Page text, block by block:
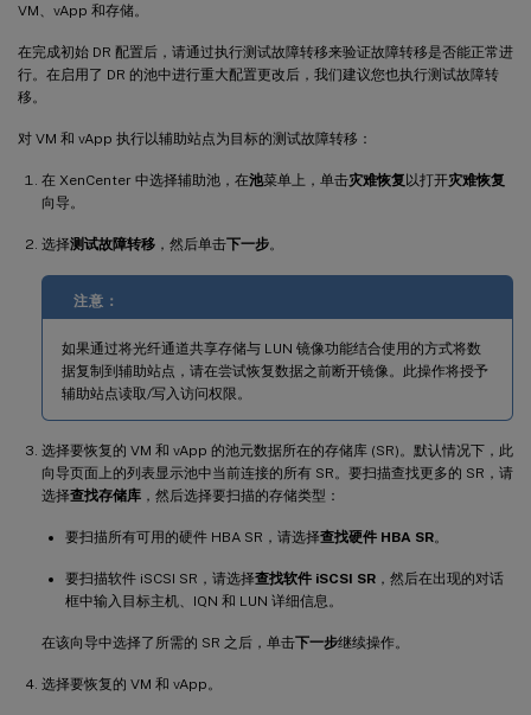
VM、vApp 和存储。
在完成初始 DR 配置后，请通过执行测试故障转移来验证故障转移是否能正常进
行。在启用了 DR 的池中进行重大配置更改后，我们建议您也执行测试故障转
移。
对 VM 和 vApp 执行以辅助站点为目标的测试故障转移：
在 XenCenter 中选择辅助池，在池菜单上，单击灾难恢复以打开灾难恢复
向导。
选择测试故障转移 ，然后单击下一步。
注意：
如果通过将光纤通道共享存储与 LUN 镜像功能结合使用的方式将数
据复制到辅助站点，请在尝试恢复数据之前断开镜像。此操作将授予
辅助站点读取/写入访问权限。
选择要恢复的 VM 和 vApp 的池元数据所在的存储库 (SR)。默认情况下，此
向导页面上的列表显示池中当前连接的所有 SR。要扫描查找更多的 SR，请
选择查找存储库 ，然后选择要扫描的存储类型：
要扫描所有可用的硬件 HBA SR，请选择查找硬件 HBA SR。
要扫描软件 iSCSI SR，请选择查找软件 iSCSI SR ，然后在出现的对话
框中输入目标主机、IQN 和 LUN 详细信息。
在该向导中选择了所需的 SR 之后，单击下一步继续操作。
选择要恢复的 VM 和 vApp。